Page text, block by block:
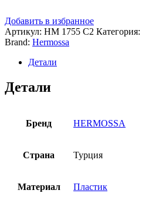
Добавить в избранное
Артикул: HM 1755 C2 Категория:
Brand: Hermossa
Детали
Детали
Бренд HERMOSSA
Страна Турция
Материал Пластик